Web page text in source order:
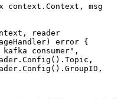
context . Context
) error {
consumer" ,
Config ().Topic,
Config ().GroupID,